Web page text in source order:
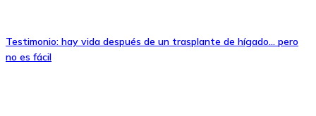
Testimonio: hay vida después de un trasplante de hígado… pero
no es fácil